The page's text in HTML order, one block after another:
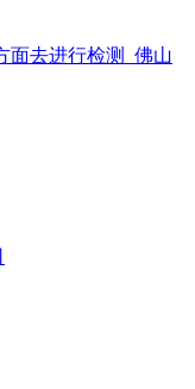
面去进行检测_佛山